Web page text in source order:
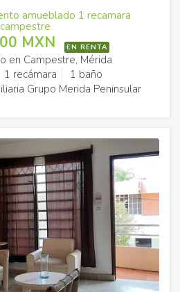
amueblado 1 recamara
campestre
MXN EN RENTA
en Campestre, Mérida
1 recámara
1 baño
Grupo Merida Peninsular